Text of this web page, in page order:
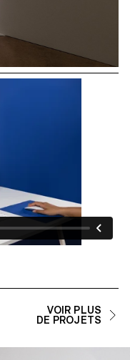
VOIR PLUS
DE PROJETS